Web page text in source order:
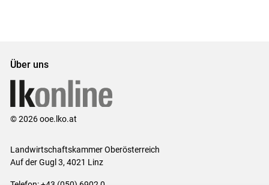
Über uns
© 2026 ooe.lko.at
Landwirtschaftskammer Oberösterreich
Auf der Gugl 3, 4021 Linz